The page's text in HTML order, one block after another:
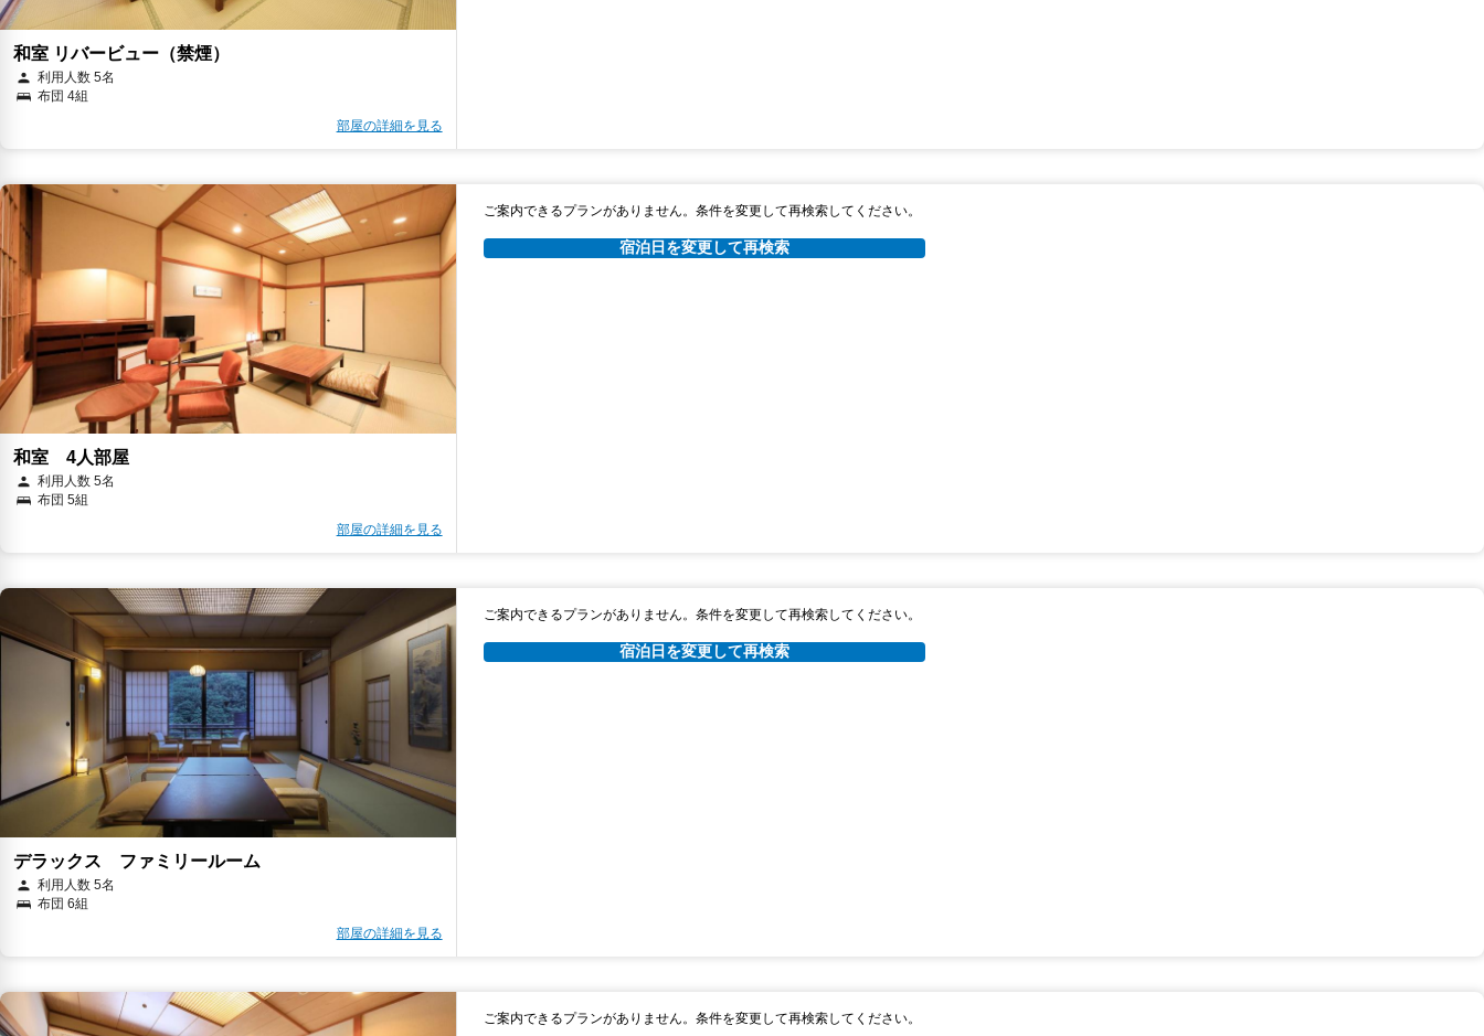
和室 リバービュー（禁煙）
利用人数 5名
布団 4組
部屋の詳細を見る
和室 4人部屋
利用人数 5名
布団 5組
部屋の詳細を見る
ご案内できるプランがありません。条件を変更して再検索してください。
宿泊日を変更して再検索
デラックス ファミリールーム
利用人数 5名
布団 6組
部屋の詳細を見る
ご案内できるプランがありません。条件を変更して再検索してください。
宿泊日を変更して再検索
ご案内できるプランがありません。条件を変更して再検索してください。